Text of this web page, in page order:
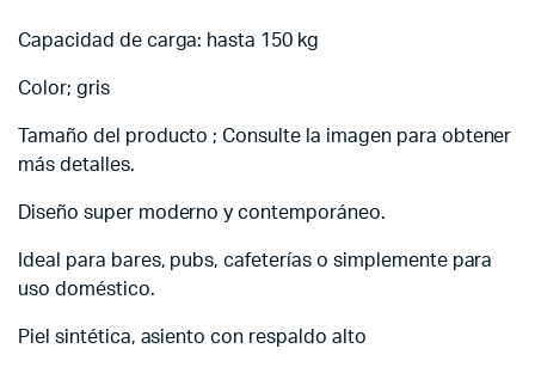
Capacidad de carga: hasta 150 kg
Color; gris
Tamaño del producto ; Consulte la imagen para obtener
más detalles.
Diseño super moderno y contemporáneo.
Ideal para bares, pubs, cafeterías o simplemente para
uso doméstico.
Piel sintética, asiento con respaldo alto